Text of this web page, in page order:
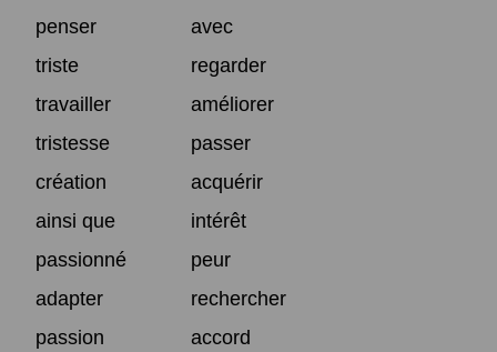
penser
avec
triste
regarder
travailler
améliorer
tristesse
passer
création
acquérir
ainsi que
intérêt
passionné
peur
adapter
rechercher
passion
accord